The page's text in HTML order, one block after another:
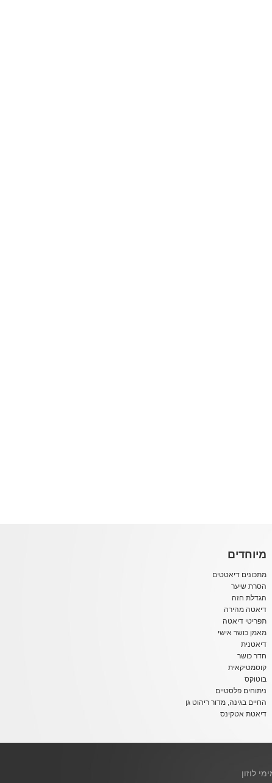
מיוחדים
מתכונים דיאטטים
הסרת שיער
הגדלת חזה
דיאטה מהירה
תפריטי דיאטה
מאמן כושר אישי
דיאטנית
חדר כושר
קוסמטיקאית
בוטוקס
ניתוחים פלסטיים
החיים בגינה, מדור ריהוט גן
דיאטת אטקינס
לוזון